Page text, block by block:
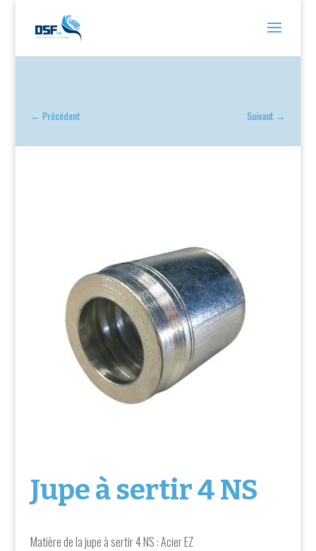
← Précédent Suivant →
Jupe à sertir 4 NS
Matière de la jupe à sertir 4 NS: Acier EZ